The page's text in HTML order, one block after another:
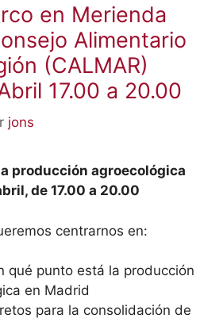
en Merienda
Alimentario
(CALMAR)
17.00 a 20.00
jons
producción agroecológica
de 17.00 a 20.00
centrarnos en:
qué punto está la producción
en Madrid
para la consolidación de